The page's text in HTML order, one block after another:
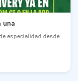
una
especialidad desde